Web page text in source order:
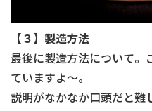
【３】製造方法
最後に製造方法について
ていますよ～。
説明がなかなか口頭だと難